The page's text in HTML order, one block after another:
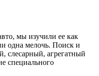
мы изучили ее как
одна мелочь. Поиск и
слесарный, агрегатный
специального